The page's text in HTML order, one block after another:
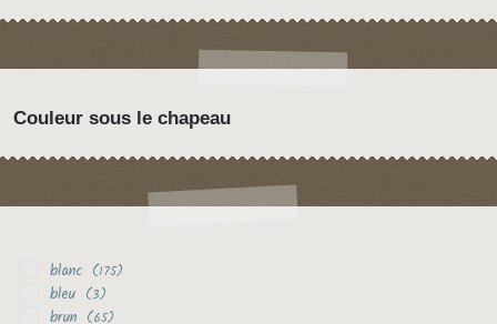
Couleur sous le chapeau
blanc (175)
bleu (3)
brun (65)